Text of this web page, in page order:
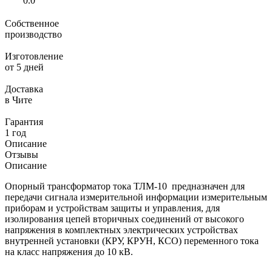
Собственное
производство
Изготовление
от 5 дней
Доставка
в Чите
Гарантия
1 год
Описание
Отзывы
Описание
Опорный трансформатор тока ТЛМ-10 предназначен для
передачи сигнала измерительной информации измерительным
приборам и устройствам защиты и управления, для
изолирования цепей вторичных соединений от высокого
напряжения в комплектных электрических устройствах
внутренней установки (КРУ, КРУН, КСО) переменного тока
на класс напряжения до 10 кВ.